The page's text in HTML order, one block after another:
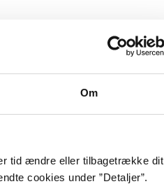
Om
tid ændre eller tilbagetrække dit
cookies under ”Detaljer”.